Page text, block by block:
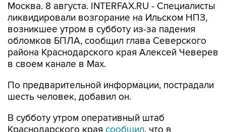
Москва. 8 августа. INTERFAX.RU - Специалисты
ликвидировали возгорание на Ильском НПЗ,
возникшее утром в субботу из-за падения
обломков БПЛА, сообщил глава Северского
района Краснодарского края Алексей Чеверев
в своем канале в Max.
По предварительной информации, пострадали
шесть человек, добавил он.
В субботу утром оперативный штаб